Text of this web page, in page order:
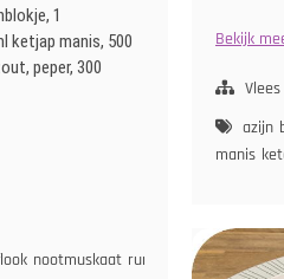
Bekijk
Vlees
azijn
manis
1
ketjap manis, 500
peper, 300
nootmuskaat runderbouillon